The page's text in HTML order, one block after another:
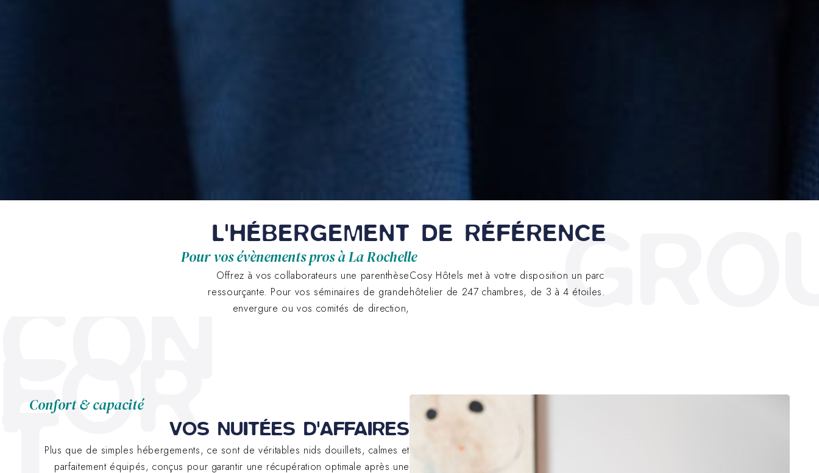
L'HÉBERGEMENT DE RÉFÉRENCE
Pour vos évènements pros à La Rochelle
Offrez à vos collaborateurs une parenthèse
ressourçante. Pour vos séminaires de grande
envergure ou vos comités de direction,
Cosy Hôtels met à votre disposition un parc
hôtelier de 247 chambres, de 3 à 4 étoiles.
FOR
Confort & capacité
VOS NUITÉES D'AFFAIRES
Plus que de simples hébergements, ce sont de véritables nids douillets, calmes et
parfaitement équipés, conçus pour garantir une récupération optimale après une